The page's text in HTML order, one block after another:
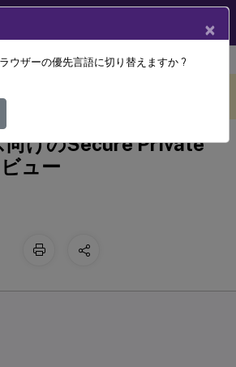
Citrix Secure Private Access-オンプレ
向けのSecure Private
ュー
×
ウザーの優先言語に切り替えますか ?